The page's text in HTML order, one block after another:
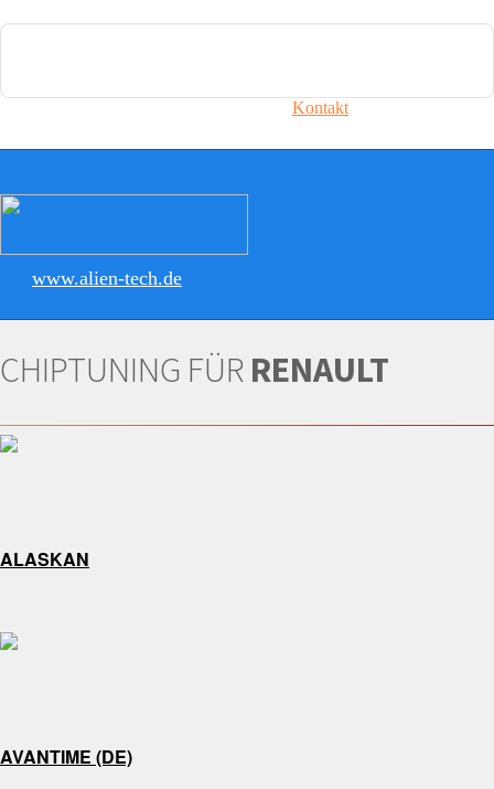
Kontakt
www.alien-tech.de
CHIPTUNING FÜR RENAULT
ALASKAN
AVANTIME (DE)